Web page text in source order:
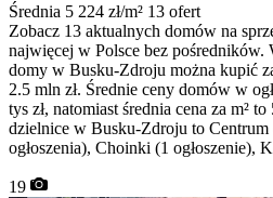
Średnia 5 224 zł/m² 13 ofert
Zobacz 13 aktualnych domów na
najwięcej w Polsce bez pośredników.
domy w Busku-Zdroju można kupić
2.5 mln zł. Średnie ceny domów w
tys zł, natomiast średnia cena za m²
dzielnice w Busku-Zdroju to Centrum
ogłoszenia), Choinki (1 ogłoszenie),
19